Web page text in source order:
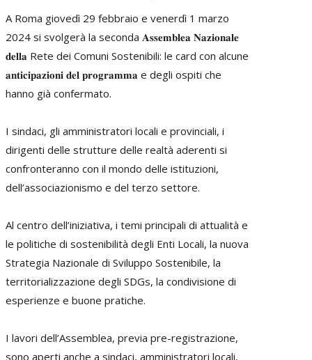
A Roma giovedì 29 febbraio e venerdì 1 marzo
2024 si svolgerà la seconda 𝐀𝐬𝐬𝐞𝐦𝐛𝐥𝐞𝐚 𝐍𝐚𝐳𝐢𝐨𝐧𝐚𝐥𝐞
𝐝𝐞𝐥𝐥𝐚 Rete dei Comuni Sostenibili: le card con alcune
𝐚𝐧𝐭𝐢𝐜𝐢𝐩𝐚𝐳𝐢𝐨𝐧𝐢 𝐝𝐞𝐥 𝐩𝐫𝐨𝐠𝐫𝐚𝐦𝐦𝐚 e degli ospiti che
hanno già confermato.
I sindaci, gli amministratori locali e provinciali, i
dirigenti delle strutture delle realtà aderenti si
confronteranno con il mondo delle istituzioni,
dell’associazionismo e del terzo settore.
Al centro dell’iniziativa, i temi principali di attualità e
le politiche di sostenibilità degli Enti Locali, la nuova
Strategia Nazionale di Sviluppo Sostenibile, la
territorializzazione degli SDGs, la condivisione di
esperienze e buone pratiche.
I lavori dell’Assemblea, previa pre-registrazione,
sono aperti anche a sindaci, amministratori locali,